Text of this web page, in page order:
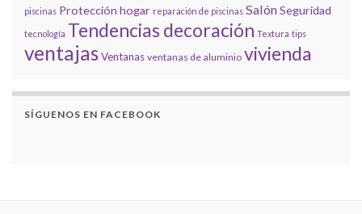
piscinas Protección hogar reparación de piscinas SalónSeguridad
tecnología Tendencias decoración Textura tips
ventajasVentanas ventanas de aluminio vivienda
SÍGUENOS EN FACEBOOK